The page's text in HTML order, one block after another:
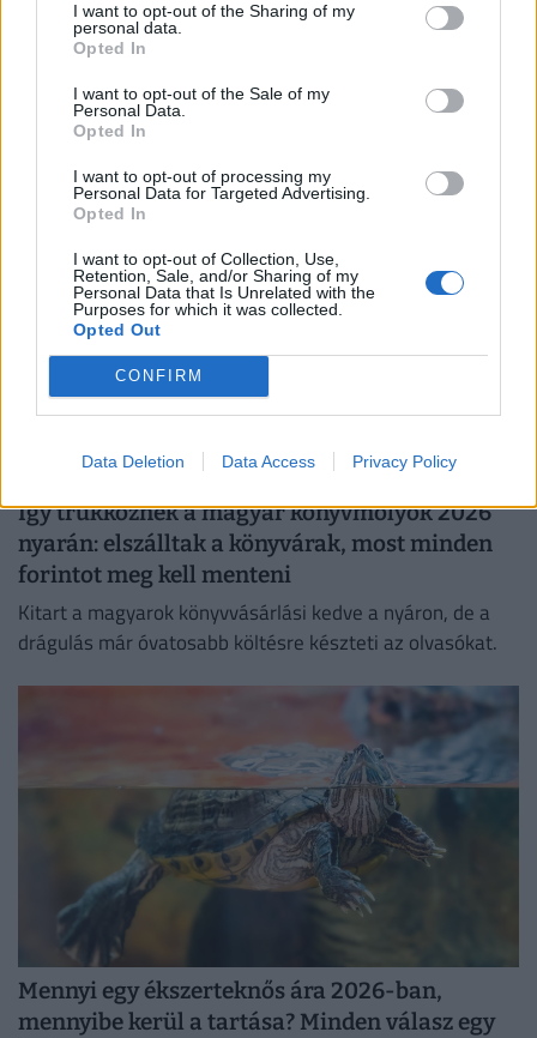
I want to opt-out of the Sharing of my
personal data.
Opted In
I want to opt-out of the Sale of my
Personal Data.
Opted In
I want to opt-out of processing my
Personal Data for Targeted Advertising.
Opted In
I want to opt-out of Collection, Use,
Retention, Sale, and/or Sharing of my
Personal Data that Is Unrelated with the
Purposes for which it was collected.
Opted Out
CONFIRM
Data Deletion Data Access Privacy Policy
Visszatér a legendás Lutra album: itt lesz
kapható diszkont áron a népszerű matricás
gyűjtőfüzet
Hamarosan ismét a boltok polcaira kerülhet az egyik
legismertebb magyar matricás album, amely a
kilencvenes évek elején gyerekek ezreinek szerzett
felejthetetlen élményeket.
Így trükköznek a magyar könyvmolyok 2026
nyarán: elszálltak a könyvárak, most minden
forintot meg kell menteni
Kitart a magyarok könyvvásárlási kedve a nyáron, de a
drágulás már óvatosabb költésre készteti az olvasókat.
Mennyi egy ékszerteknős ára 2026-ban,
mennyibe kerül a tartása? Minden válasz egy